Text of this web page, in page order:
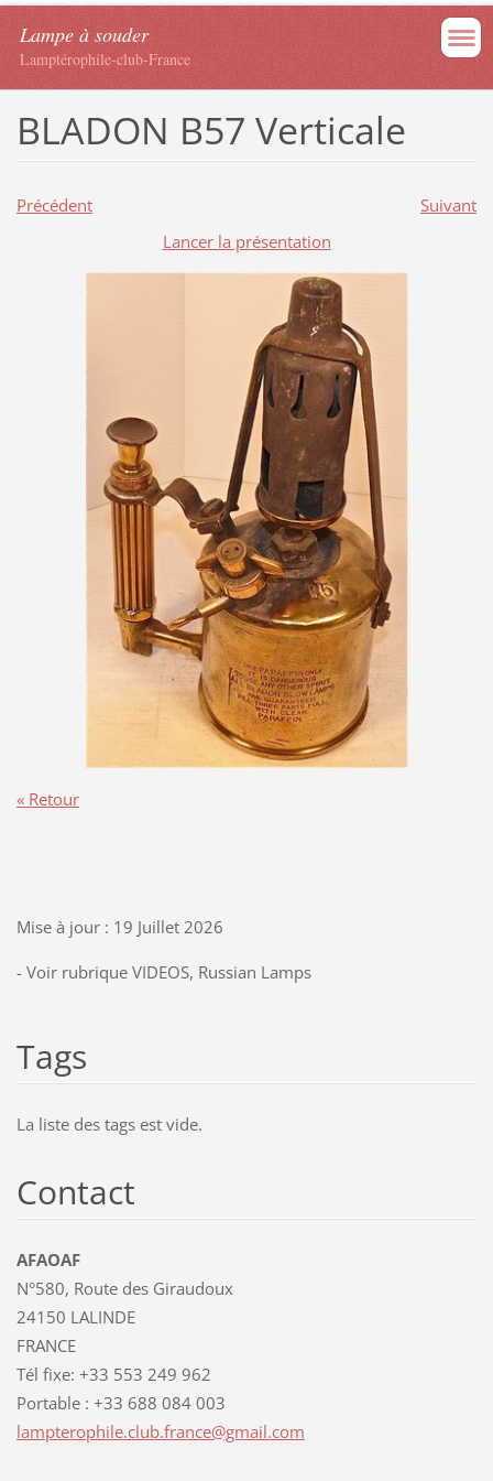
Lampe à souder
Lamptérophile-club-France
BLADON B57 Verticale
Précédent
Suivant
Lancer la présentation
« Retour
Mise à jour : 19 Juillet 2026
- Voir rubrique VIDEOS, Russian Lamps
Tags
La liste des tags est vide.
Contact
AFAOAF
N°580, Route des Giraudoux
24150 LALINDE
FRANCE
Tél fixe: +33 553 249 962
Portable : +33 688 084 003
lampterophile.club.france@gmail.com